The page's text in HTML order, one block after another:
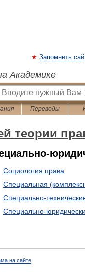
Запомнить
Академике
Переводы
теории
Социология права
Специальная
Специально-
Специально-
на сайте